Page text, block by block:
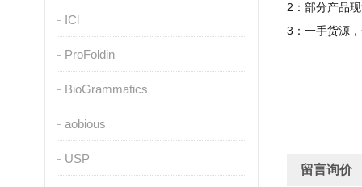
ICl
ProFoldin
BioGrammatics
aobious
USP
2 ：部分产品
3 ：一手货源
留言询价